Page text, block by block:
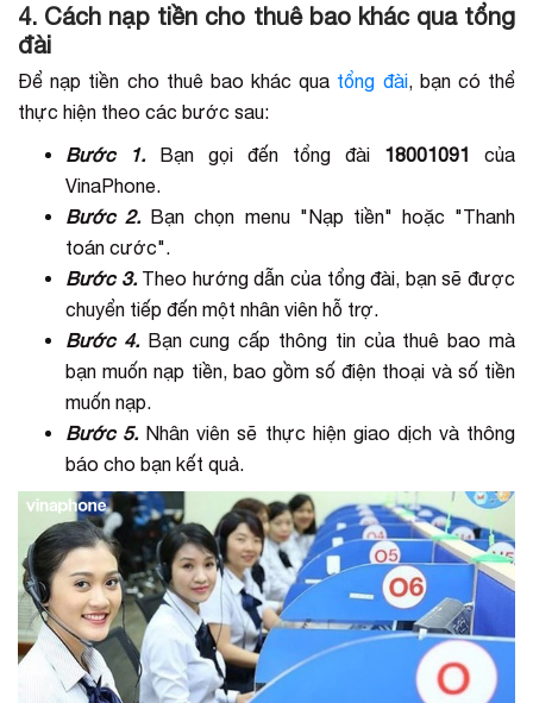
4. Cách nạp tiền cho thuê bao khác qua tổng
đài
Để nạp tiền cho thuê bao khác qua tổng đài, bạn có thể
thực hiện theo các bước sau:
Bước 1.Bạn gọi đến tổng đài 18001091
của
VinaPhone.
Bước 2.Bạn chọn menu "Nạp tiền" hoặc "Thanh
toán cước".
Bước 3.Theo hướng dẫn của tổng đài, bạn sẽ được
chuyển tiếp đến một nhân viên hỗ trợ.
Bước 4.Bạn cung cấp thông tin của thuê bao mà
bạn muốn nạp tiền, bao gồm số điện thoại và số tiền
muốn nạp.
Bước 5.Nhân viên sẽ thực hiện giao dịch và thông
báo cho bạn kết quả.